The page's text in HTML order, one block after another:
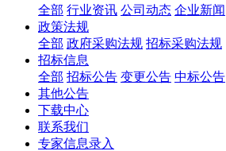
全部 行业资讯 公司动态 企业新闻
政策法规
全部 政府采购法规 招标采购法规
招标信息
全部 招标公告 变更公告 中标公告
其他公告
下载中心
联系我们
专家信息录入